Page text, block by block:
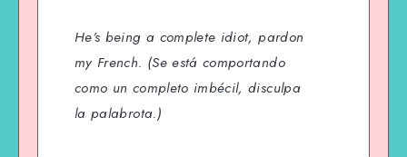
He’s being a complete idiot, pardon
my French. (Se está comportando
como un completo imbécil, disculpa
la palabrota.)